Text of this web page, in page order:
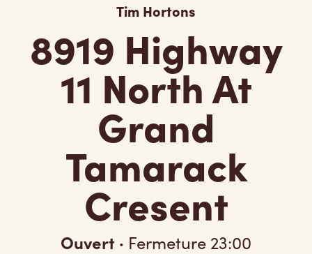
Tim Hortons
8919 Highway
11 North At
Grand
Tamarack
Cresent
Ouvert · Fermeture 23:00